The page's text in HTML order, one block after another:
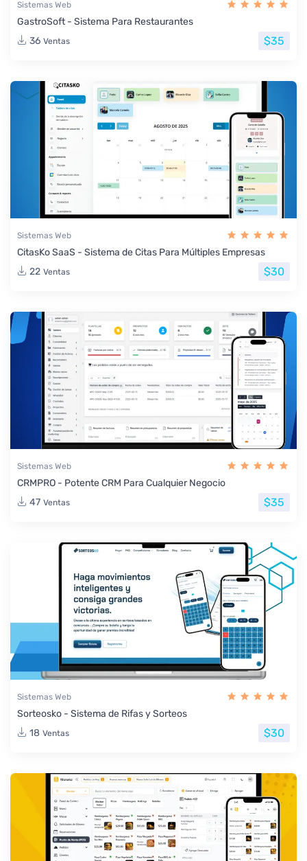
Sistemas Web
GastroSoft - Sistema Para Restaurantes
36 Ventas $35
Sistemas Web
CitasKo SaaS - Sistema de Citas Para Múltiples Empresas
22 Ventas $30
Sistemas Web
CRMPRO - Potente CRM Para Cualquier Negocio
47 Ventas $35
Sistemas Web
Sorteosko - Sistema de Rifas y Sorteos
18 Ventas $30